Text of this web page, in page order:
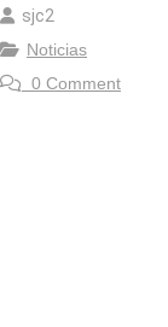
sjc2
Noticias
0 Comment